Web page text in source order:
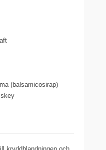
(balsamicosirap)
kryddblandningen och